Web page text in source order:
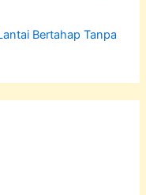
Bertahap Tanpa